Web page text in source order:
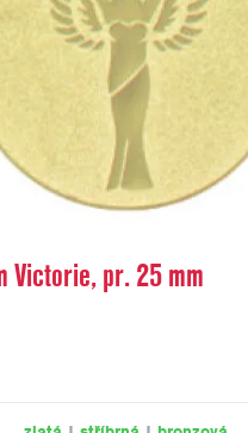
Victorie, pr. 25 mm